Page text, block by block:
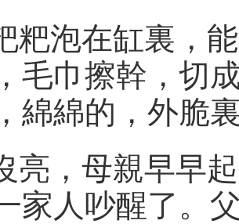
粑泡在缸裏，
毛巾擦幹，切
綿綿的，外脆
亮，母親早早
家人吵醒了。